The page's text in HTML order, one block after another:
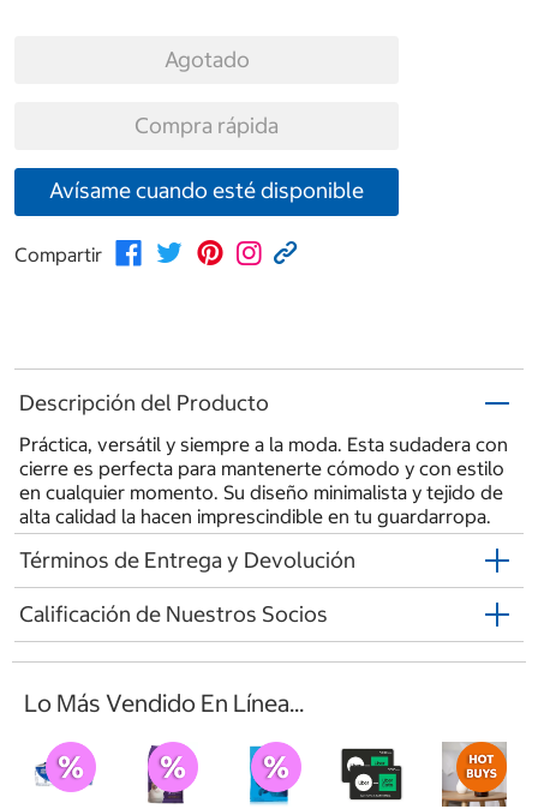
Agotado
Compra rápida
Avísame cuando esté disponible
Compartir
Descripción del Producto
Práctica, versátil y siempre a la moda. Esta sudadera con
cierre es perfecta para mantenerte cómodo y con estilo
en cualquier momento. Su diseño minimalista y tejido de
alta calidad la hacen imprescindible en tu guardarropa.
Términos de Entrega y Devolución
Calificación de Nuestros Socios
Lo Más Vendido En Línea...